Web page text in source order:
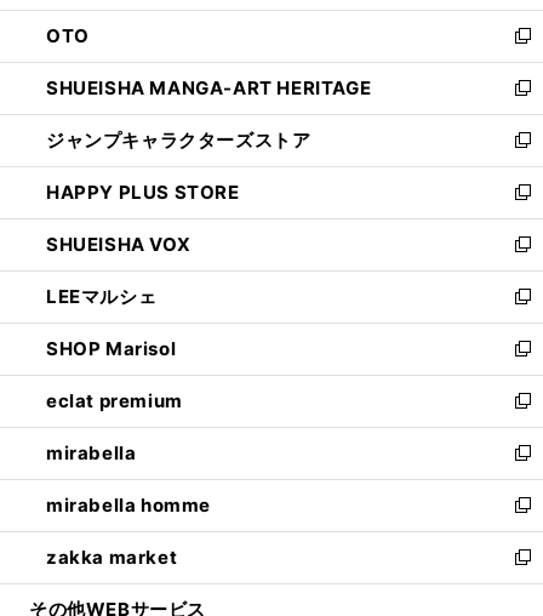
ウ
で
開
く
ン
ド
ウ
で
開
く
OTO
新
し
い
ウ
ィ
ン
ド
ウ
で
開
く
SHUEISHA MANGA-ART HERITAGE
新
し
い
ウ
ィ
ン
ド
ウ
で
開
く
ジャンプキャラクターズストア
新
し
い
ウ
ィ
ン
ド
ウ
で
開
く
HAPPY PLUS STORE
新
し
い
ウ
ィ
ン
ド
ウ
で
開
く
SHUEISHA VOX
新
し
い
ウ
ィ
ン
ド
ウ
で
開
く
LEEマルシェ
新
し
い
ウ
ィ
ン
ド
ウ
で
開
く
SHOP Marisol
新
し
い
ウ
ィ
ン
ド
ウ
で
開
eclat premium
新
し
い
ウ
ィ
ン
ド
ウ
mirabella
新
し
い
ウ
ィ
ン
mirabella homme
新
し
い
ウ
zakka market
新
し
その他WEBサービス